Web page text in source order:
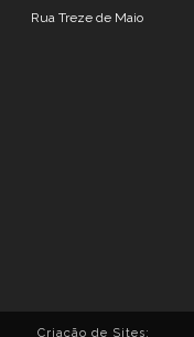
Rua Treze de Maio
Criação de Sites: